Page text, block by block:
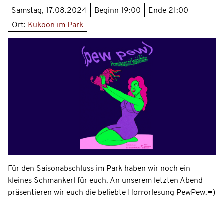
Samstag, 17.08.2024 Beginn 19:00 Ende 21:00
Ort: Kukoon im Park
Für den Saisonabschluss im Park haben wir noch ein
kleines Schmankerl für euch. An unserem letzten Abend
präsentieren wir euch die beliebte Horrorlesung PewPew.=)